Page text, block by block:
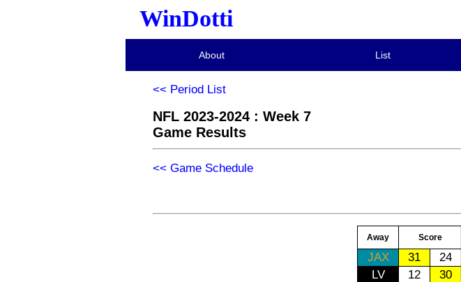
WinDotti
About List
<< Period List
NFL 2023-2024 : Week 7
Game Results
<< Game Schedule
Away Score
JAX 31 24
LV
12 30